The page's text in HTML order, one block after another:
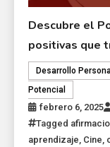
Descubre el
positivas que
Desarrollo
Potencial
febrero 6, 2025
Tagged
aprendizaje, Cine,